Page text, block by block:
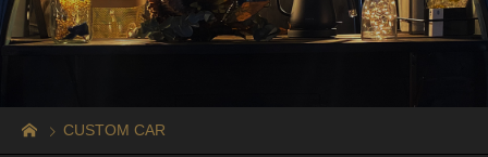
CUSTOM CAR